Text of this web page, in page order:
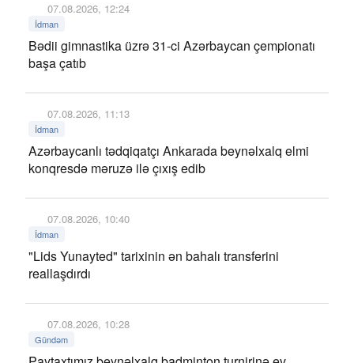
07.08.2026, 12:24
İdman
Bədii gimnastika üzrə 31-ci Azərbaycan çempionatı
başa çatıb
07.08.2026, 11:13
İdman
Azərbaycanlı tədqiqatçı Ankarada beynəlxalq elmi
konqresdə məruzə ilə çıxış edib
07.08.2026, 10:40
İdman
"Lids Yunayted" tarixinin ən bahalı transferini
reallaşdırdı
07.08.2026, 10:28
Gündəm